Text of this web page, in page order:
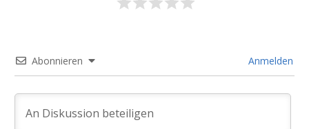
Abonnieren Anmelden